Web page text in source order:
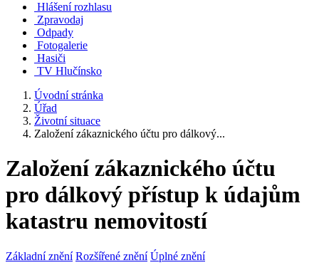
Hlášení rozhlasu
Zpravodaj
Odpady
Fotogalerie
Hasiči
TV Hlučínsko
Úvodní stránka
Úřad
Životní situace
Založení zákaznického účtu pro dálkový...
Založení zákaznického účtu
pro dálkový přístup k údajům
katastru nemovitostí
Základní znění Rozšířené znění Úplné znění